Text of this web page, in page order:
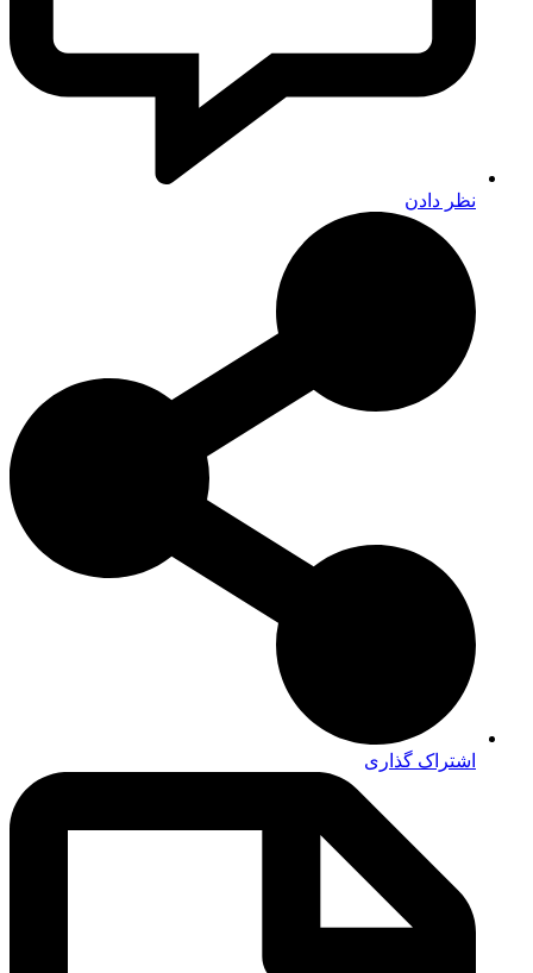
نظر دادن
اشتراک گذاری